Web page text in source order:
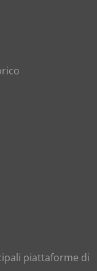
piattaforme di